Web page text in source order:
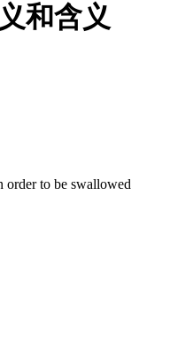
和含义
order to be swallowed